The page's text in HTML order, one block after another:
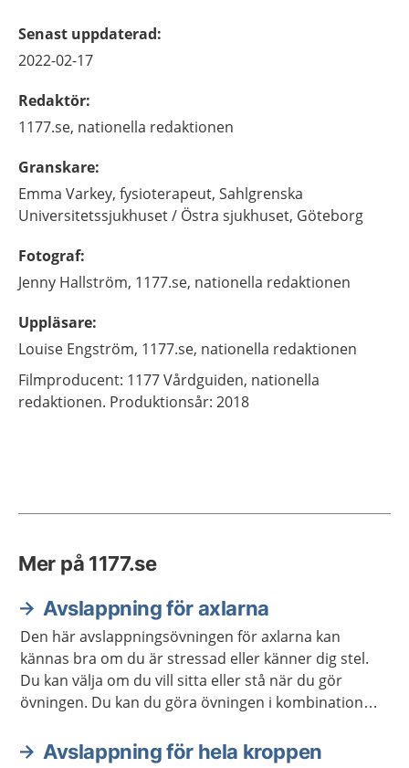
Senast uppdaterad:
2022-02-17
Redaktör:
1177.se, nationella redaktionen
Granskare:
Emma Varkey, fysioterapeut, Sahlgrenska
Universitetssjukhuset / Östra sjukhuset, Göteborg
Fotograf:
Jenny Hallström, 1177.se, nationella redaktionen
Uppläsare:
Louise Engström, 1177.se, nationella redaktionen
Filmproducent: 1177 Vårdguiden, nationella
redaktionen. Produktionsår: 2018
Mer på 1177.se
Avslappning för axlarna
Den här avslappningsövningen för axlarna kan
kännas bra om du är stressad eller känner dig stel.
Du kan välja om du vill sitta eller stå när du gör
övningen. Du kan du göra övningen i kombination
Avslappning för hela kroppen